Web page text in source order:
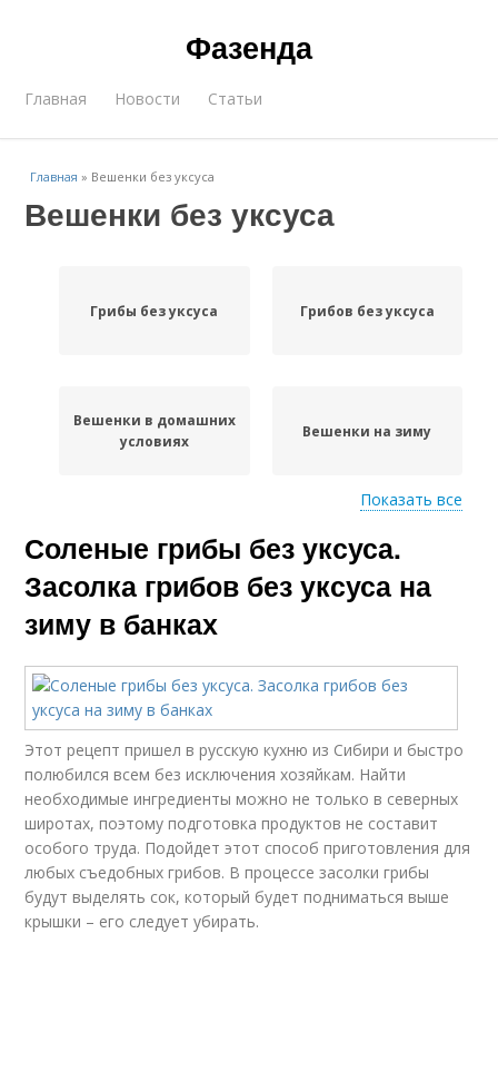
Фазенда
Главная Новости Статьи
Главная » Вешенки без уксуса
Вешенки без уксуса
Грибы без уксуса Грибов без уксуса
Вешенки в домашних
условиях
Вешенки на зиму
Шампиньоны без
уксуса
Показать все
Соленые грибы без уксуса.
Засолка грибов без уксуса на
зиму в банках
Этот рецепт пришел в русскую кухню из Сибири и быстро
полюбился всем без исключения хозяйкам. Найти
необходимые ингредиенты можно не только в северных
широтах, поэтому подготовка продуктов не составит
особого труда. Подойдет этот способ приготовления для
любых съедобных грибов. В процессе засолки грибы
будут выделять сок, который будет подниматься выше
крышки – его следует убирать.